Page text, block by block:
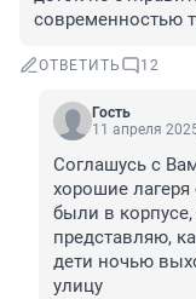
современностью
ОТВЕТИТЬ 12
Гость
11 апреля
Соглашусь с
хорошие лагеря
были в
представляю,
дети ночью
улицу